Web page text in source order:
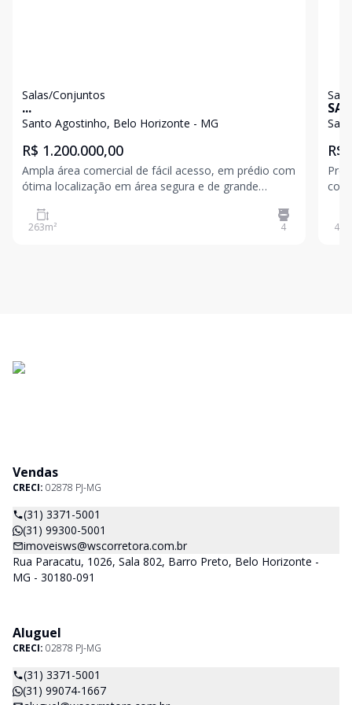
Salas/Conjuntos
...
Santo Agostinho, Belo Horizonte - MG
R$ 1.200.000,00
Ampla área comercial de fácil acesso, em prédio com
ótima localização em área segura e de grande
oferece 263 m² de área. São quatro banheiros, 1
copa, portas de entrada em vidro temperado e
263m² 4
R$
488
Vendas
CRECI: 02878 PJ-MG
(31) 3371-5001
(31) 99300-5001
imoveisws@wscorretora.com.br
Rua Paracatu, 1026, Sala 802, Barro Preto, Belo Horizonte -
MG - 30180-091
Aluguel
CRECI: 02878 PJ-MG
(31) 3371-5001
(31) 99074-1667